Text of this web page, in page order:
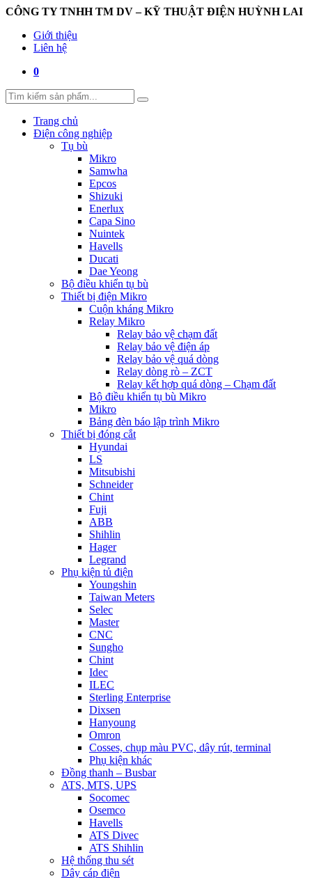
CÔNG TY TNHH TM DV – KỸ THUẬT ĐIỆN HUỲNH LAI
Giới thiệu
Liên hệ
0
Trang chủ
Điện công nghiệp
Tụ bù
Mikro
Samwha
Epcos
Shizuki
Enerlux
Capa Sino
Nuintek
Havells
Ducati
Dae Yeong
Bộ điều khiển tụ bù
Thiết bị điện Mikro
Cuộn kháng Mikro
Relay Mikro
Relay bảo vệ chạm đất
Relay bảo vệ điện áp
Relay bảo vệ quá dòng
Relay dòng rò – ZCT
Relay kết hợp quá dòng – Chạm đất
Bộ điều khiển tụ bù Mikro
Mikro
Bảng đèn báo lập trình Mikro
Thiết bị đóng cắt
Hyundai
LS
Mitsubishi
Schneider
Chint
Fuji
ABB
Shihlin
Hager
Legrand
Phụ kiện tủ điện
Youngshin
Taiwan Meters
Selec
Master
CNC
Sungho
Chint
Idec
ILEC
Sterling Enterprise
Dixsen
Hanyoung
Omron
Cosses, chụp màu PVC, dây rút, terminal
Phụ kiện khác
Đồng thanh – Busbar
ATS, MTS, UPS
Socomec
Osemco
Havells
ATS Divec
ATS Shihlin
Hệ thống thu sét
Dây cáp điện